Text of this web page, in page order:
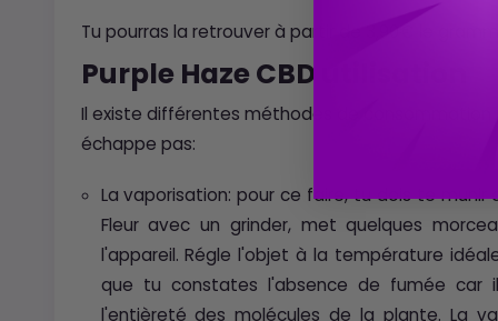
Tu pourras la retrouver à partir de 3,90€ le
Purple Haze CBD utilisation
Il existe différentes méthodes de consommation
échappe pas:
La vaporisation: pour ce faire, tu dois te munir
Fleur avec un grinder, met quelques
l'appareil. Régle l'objet à la température
que tu constates l'absence de fumée car
l'entièreté des molécules de la plante. La